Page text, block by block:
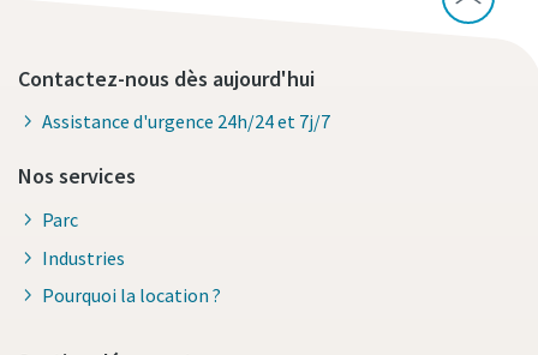
Contactez-nous dès aujourd'hui
Assistance d'urgence 24h/24 et 7j/7
Nos services
Parc
Industries
Pourquoi la location ?